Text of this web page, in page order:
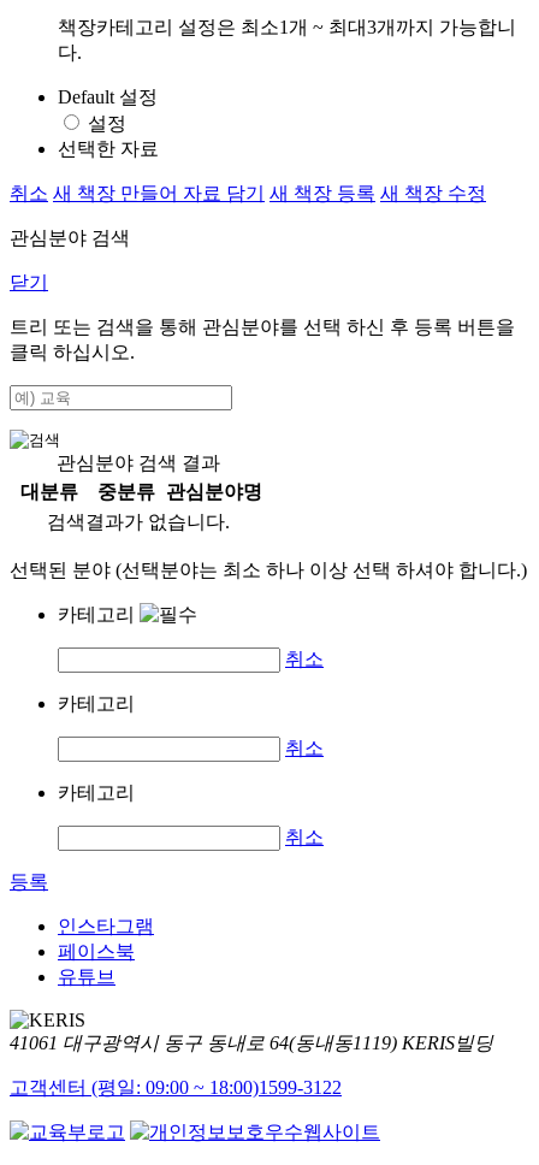
책장카테고리 설정은 최소1개 ~ 최대3개까지 가능합니
다.
Default 설정
설정
선택한 자료
취소 새 책장 만들어 자료 담기 새 책장 등록 새 책장 수정
관심분야 검색
닫기
트리 또는 검색을 통해 관심분야를 선택 하신 후 등록 버튼을
클릭 하십시오.
관심분야 검색 결과
대분류
중분류
관심분야명
검색결과가 없습니다.
선택된 분야 (선택분야는 최소 하나 이상 선택 하셔야 합니다.)
카테고리
취소
카테고리
취소
카테고리
취소
등록
인스타그램
페이스북
유튜브
41061 대구광역시 동구 동내로 64(동내동1119) KERIS빌딩
고객센터 (평일: 09:00 ~ 18:00)1599-3122